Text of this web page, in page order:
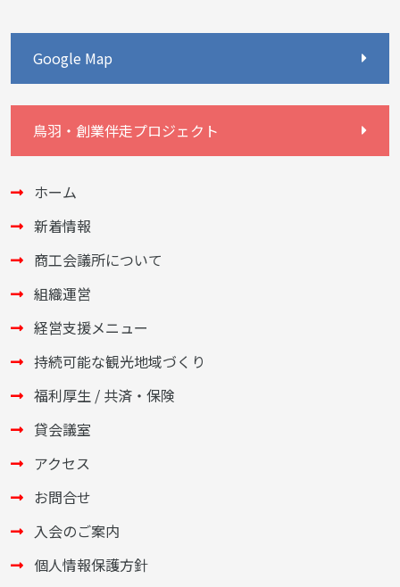
Google Map
鳥羽・創業伴走プロジェクト
ホーム
新着情報
商工会議所について
組織運営
経営支援メニュー
持続可能な観光地域づくり
福利厚生 / 共済・保険
貸会議室
アクセス
お問合せ
入会のご案内
個人情報保護方針